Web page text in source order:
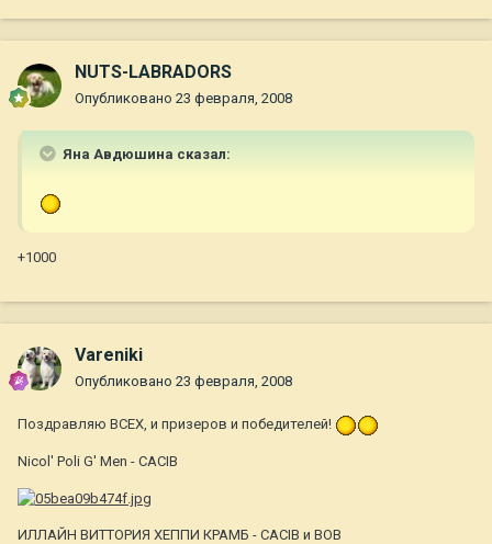
NUTS-LABRADORS
Опубликовано 23 февраля, 2008
Яна Авдюшина сказал:
+1000
Vareniki
Опубликовано 23 февраля, 2008
Поздравляю ВСЕХ, и призеров и победителей!
Nicol' Poli G' Men - CACIB
ИЛЛАЙН ВИТТОРИЯ ХЕППИ КРАМБ - CACIB и ВОВ